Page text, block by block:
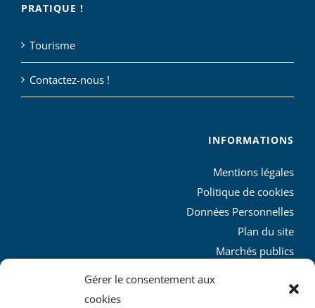
Gérer le consentement aux
cookies
PRATIQUE !
Tourisme
Contactez-nous !
INFORMATIONS
Mentions légales
Politique de cookies
Données Personnelles
Plan du site
Marchés publics
L’agglo recrute